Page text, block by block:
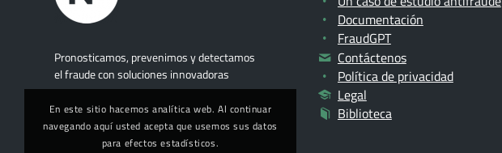
Pronosticamos, prevenimos y detectamos
el fraude con soluciones innovadoras
Documentación
FraudGPT
Contáctenos
Política de privacidad
Legal
Biblioteca
En este sitio hacemos analítica web. Al continuar
navegando aquí usted acepta que usemos sus datos
para efectos estadísticos.